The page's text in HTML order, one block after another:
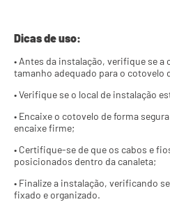
Dicas de uso:
• Antes da instalação, verifique se a
tamanho adequado para o cotovelo
• Verifique se o local de instalação
• Encaixe o cotovelo de forma
encaixe firme;
• Certifique-se de que os cabos e
posicionados dentro da canaleta;
• Finalize a instalação, verificando
fixado e organizado.